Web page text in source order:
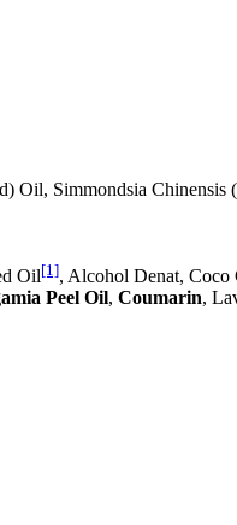
Oil, Simmondsia Chinensis
Oil[1], Alcohol Denat, Coco
Peel Oil, Coumarin,